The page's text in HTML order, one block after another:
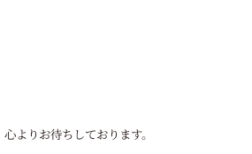
よりお待ちしております。